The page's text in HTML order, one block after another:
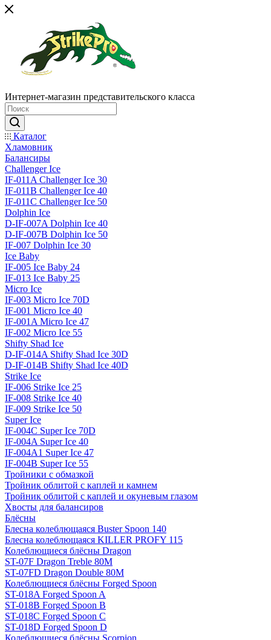
Интернет-магазин представительского класса
Каталог
Хламовник
Балансиры
Challenger Ice
IF-011A Challenger Ice 30
IF-011B Challenger Ice 40
IF-011C Challenger Ice 50
Dolphin Ice
D-IF-007A Dolphin Ice 40
D-IF-007B Dolphin Ice 50
IF-007 Dolphin Ice 30
Ice Baby
IF-005 Ice Baby 24
IF-013 Ice Baby 25
Micro Ice
IF-003 Micro Ice 70D
IF-001 Micro Ice 40
IF-001A Micro Ice 47
IF-002 Micro Ice 55
Shifty Shad Ice
D-IF-014A Shifty Shad Ice 30D
D-IF-014B Shifty Shad Ice 40D
Strike Ice
IF-006 Strike Ice 25
IF-008 Strike Ice 40
IF-009 Strike Ice 50
Super Ice
IF-004C Super Ice 70D
IF-004A Super Ice 40
IF-004A1 Super Ice 47
IF-004B Super Ice 55
Тройники с обмазкой
Тройник облитой с каплей и камнем
Тройник облитой с каплей и окуневым глазом
Хвосты для балансиров
Блёсны
Блесна колеблющаяся Buster Spoon 140
Блесна колеблющаяся KILLER PROFY 115
Колеблющиеся блёсны Dragon
ST-07F Dragon Treble 80M
ST-07FD Dragon Double 80M
Колеблющиеся блёсны Forged Spoon
ST-018A Forged Spoon A
ST-018B Forged Spoon B
ST-018C Forged Spoon C
ST-018D Forged Spoon D
Колеблющиеся блёсны Scorpion